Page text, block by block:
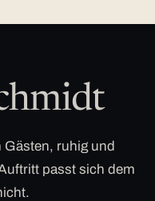
Gästen, ruhig und
passt sich dem